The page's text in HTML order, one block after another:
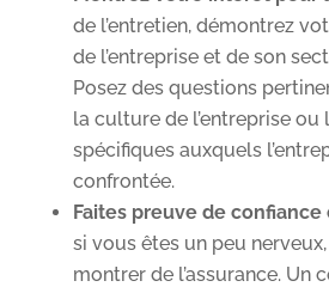
de l’entretien, démontrez
de l’entreprise et de son
Posez des questions
la culture de l’entreprise ou
spécifiques auxquels
confrontée.
Faites preuve de confiance
si vous êtes un peu nerveux,
montrer de l’assurance. Un